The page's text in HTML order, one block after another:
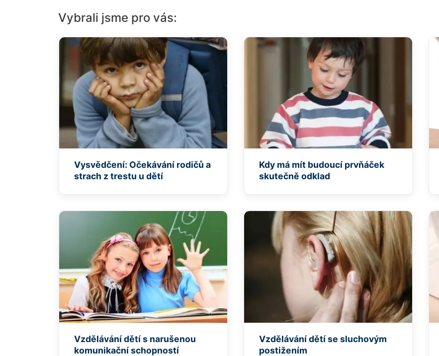
Vybrali jsme pro vás:
Vysvědčení: Očekávání rodičů a
strach z trestu u dětí
Kdy má mít budoucí prvňáček
skutečně odklad
Vzdělávání dětí s narušenou
komunikační schopností
Vzdělávání dětí se sluchovým
postižením